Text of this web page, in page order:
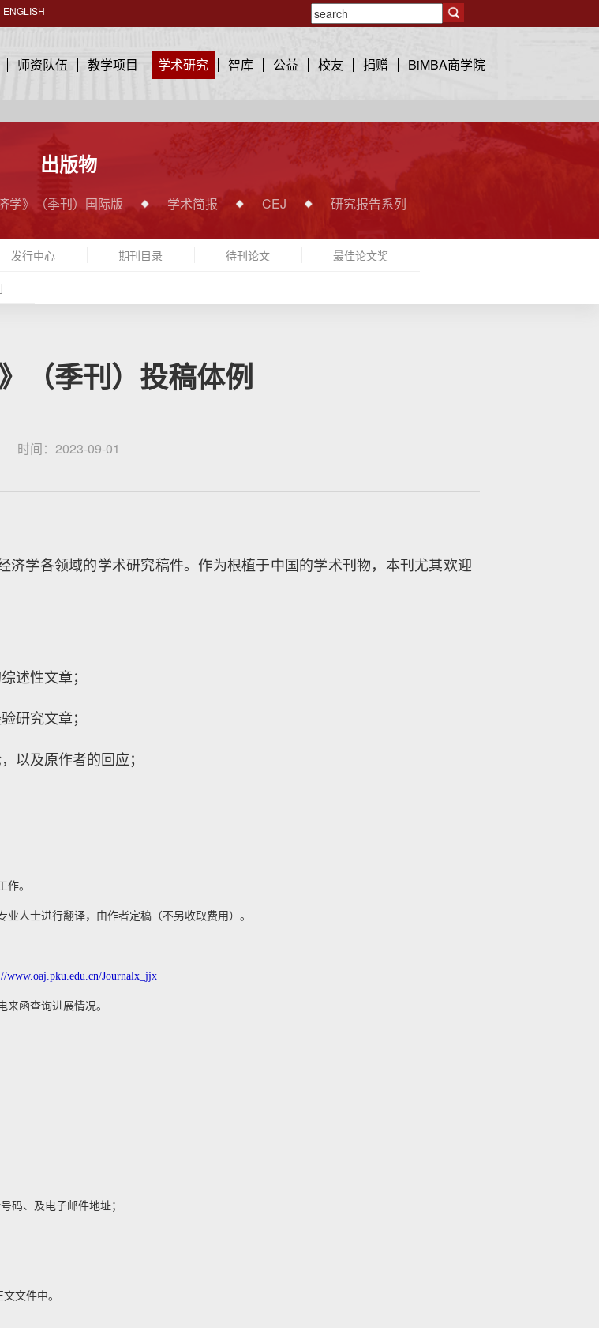
ENGLISH
师资队伍 教学项目 学术研究 智库 公益 校友 捐赠 BiMBA商学院
出版物
学》（季刊）国际版 学术简报 CEJ 研究报告系列
发行中心 期刊目录 待刊论文 最佳论文奖
（季刊）投稿体例
时间：2023-09-01
济学各领域的学术研究稿件。作为根植于中国的学术刊物，本刊尤其欢迎
述性文章；
研究文章；
以及原作者的回应；
作。
人士进行翻译，由作者定稿（不另收取费用）。
www.oaj.pku.edu.cn/Journalx_jjx
函查询进展情况。
码、及电子邮件地址；
文件中。